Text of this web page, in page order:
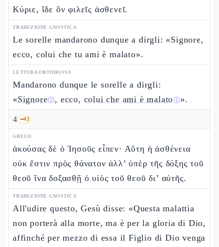
Κύριε, ἴδε ὃν φιλεῖς ἀσθενεῖ.
TRADUZIONE GNOSTICA
Le sorelle mandarono dunque a dirgli: «Signore,
ecco, colui che tu ami è malato».
LETTURA ORTODOSSA
Mandarono dunque le sorelle a dirgli:
«Signoreⓘ, ecco, colui che ami è malatoⓘ».
4 🗝️3
GRECO
ἀκούσας δὲ ὁ Ἰησοῦς εἶπεν· Αὕτη ἡ ἀσθένεια
οὐκ ἔστιν πρὸς θάνατον ἀλλ’ ὑπὲρ τῆς δόξης τοῦ
θεοῦ ἵνα δοξασθῇ ὁ υἱὸς τοῦ θεοῦ δι’ αὐτῆς.
TRADUZIONE GNOSTICA
All'udire questo, Gesù disse: «Questa malattia
non porterà alla morte, ma è per la gloria di Dio,
affinché per mezzo di essa il Figlio di Dio venga